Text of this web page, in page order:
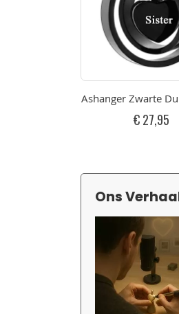
Ashanger Zwarte
€ 27,95
Ons